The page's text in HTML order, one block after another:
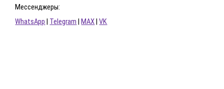
Мессенджеры:
WhatsApp | Telegram |MAX|VK